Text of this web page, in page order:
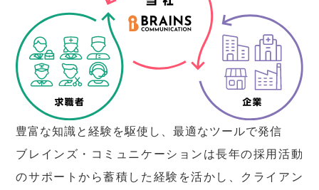
豊富な知識と経験を駆使し、最適なツールで発信
ブレインズ・コミュニケーションは長年の採用活動
のサポートから蓄積した経験を活かし、クライアン